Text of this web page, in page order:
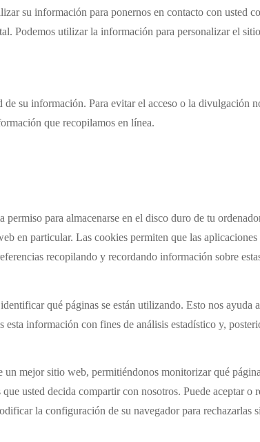
su información para ponernos en contacto con usted
Podemos utilizar la información para personalizar el
de su información. Para evitar el acceso o la divulgación
que recopilamos en línea.
para almacenarse en el disco duro de tu
en particular. Las cookies permiten que las
recopilando y recordando información sobre
qué páginas se están utilizando. Esto nos
esta información con fines de análisis estadístico y,
mejor sitio web, permitiéndonos monitorizar qué
usted decida compartir con nosotros. Puede aceptar
la configuración de su navegador para